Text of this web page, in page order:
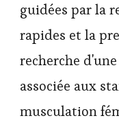
guidées par la
rapides et la
recherche
associée aux
musculation